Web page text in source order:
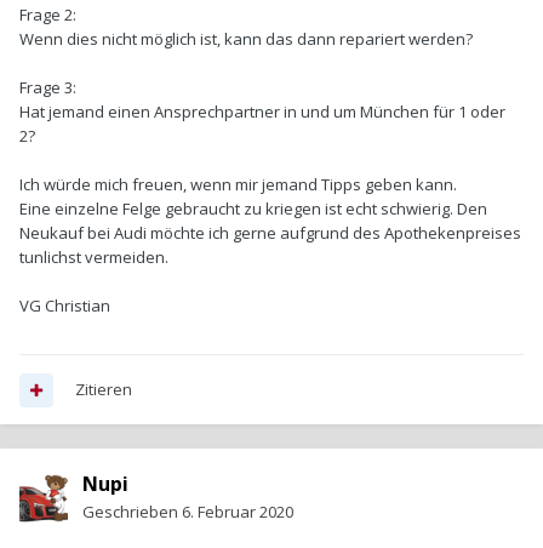
Frage 2:
Wenn dies nicht möglich ist, kann das dann repariert werden?
Frage 3:
Hat jemand einen Ansprechpartner in und um München für 1 oder
2?
Ich würde mich freuen, wenn mir jemand Tipps geben kann.
Eine einzelne Felge gebraucht zu kriegen ist echt schwierig. Den
Neukauf bei Audi möchte ich gerne aufgrund des Apothekenpreises
tunlichst vermeiden.
VG Christian
Zitieren
Nupi
Geschrieben 6. Februar 2020